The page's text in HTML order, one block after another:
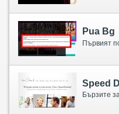
Pua Bg
Първият
Speed